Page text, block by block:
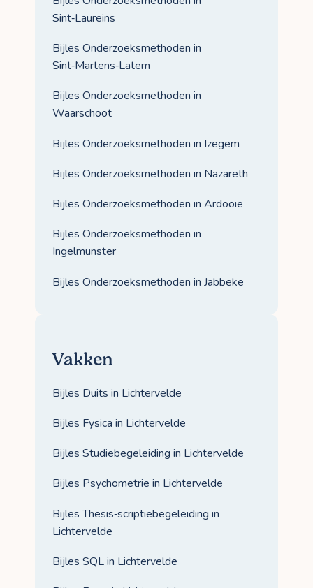
Sint‑Laureins
Bijles Onderzoeksmethoden in
Sint‑Martens‑Latem
Bijles Onderzoeksmethoden in
Waarschoot
Bijles Onderzoeksmethoden in Izegem
Bijles Onderzoeksmethoden in Nazareth
Bijles Onderzoeksmethoden in Ardooie
Bijles Onderzoeksmethoden in
Ingelmunster
Bijles Onderzoeksmethoden in Jabbeke
Vakken
Bijles Duits in Lichtervelde
Bijles Fysica in Lichtervelde
Bijles Studiebegeleiding in Lichtervelde
Bijles Psychometrie in Lichtervelde
Bijles Thesis‑scriptiebegeleiding in
Lichtervelde
Bijles SQL in Lichtervelde